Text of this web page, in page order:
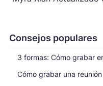
Consejos populares
3 formas: Cómo grabar
Cómo grabar una